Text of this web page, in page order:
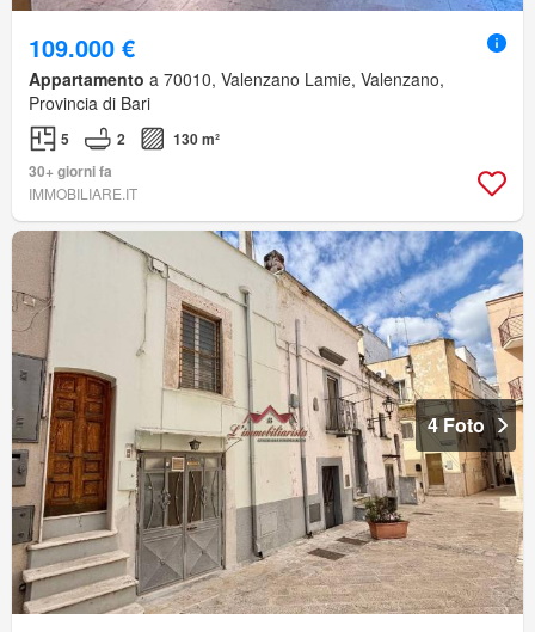
109.000 €
Appartamento a 70010, Valenzano Lamie, Valenzano,
Provincia di Bari
5 2
130 m²
30+ giorni fa
IMMOBILIARE.IT
4 Foto